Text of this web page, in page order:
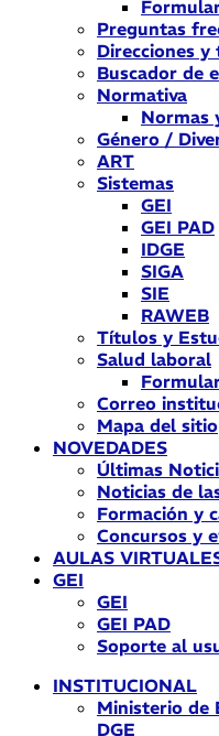
Preguntas
Direcciones
Buscador de
Normativa
Normas
Género /
ART
Sistemas
GEI
GEI PAD
IDGE
SIGA
SIE
RAWEB
Títulos y
Salud laboral
Correo
Mapa del sitio
NOVEDADES
Últimas
Noticias de
Formación y
Concursos y
AULAS
GEI
GEI
GEI PAD
Soporte al
INSTITUCIONAL
Ministerio de
DGE